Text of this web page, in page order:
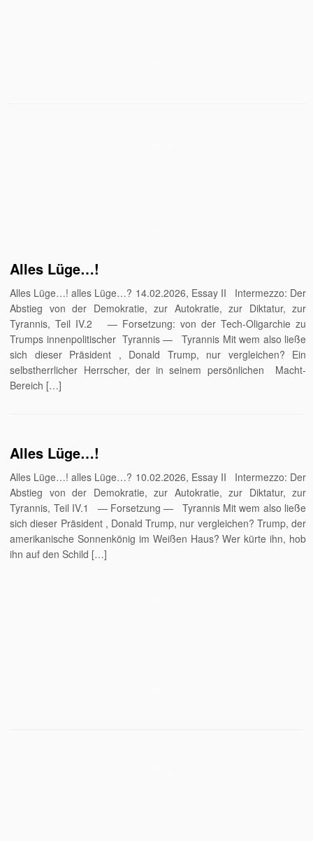
Alles Lüge…!
Alles Lüge…! alles Lüge…? 14.02.2026, Essay II Intermezzo: Der
Abstieg von der Demokratie, zur Autokratie, zur Diktatur, zur
Tyrannis, Teil IV.2 — Forsetzung: von der Tech-Oligarchie zu
Trumps innenpolitischer Tyrannis — Tyrannis Mit wem also ließe
sich dieser Präsident , Donald Trump, nur vergleichen? Ein
selbstherrlicher Herrscher, der in seinem persönlichen Macht-
Bereich […]
Alles Lüge…!
Alles Lüge…! alles Lüge…? 10.02.2026, Essay II Intermezzo: Der
Abstieg von der Demokratie, zur Autokratie, zur Diktatur, zur
Tyrannis, Teil IV.1 — Forsetzung — Tyrannis Mit wem also ließe
sich dieser Präsident , Donald Trump, nur vergleichen? Trump, der
amerikanische Sonnenkönig im Weißen Haus? Wer kürte ihn, hob
ihn auf den Schild […]